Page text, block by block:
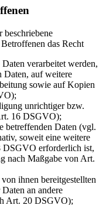
das Recht
verarbeitet werden,
Daten, auf weitere
sowie auf Kopien
unrichtiger bzw.
16 DSGVO);
betreffenden Daten (vgl.
soweit eine weitere
DSGVO erforderlich ist,
nach Maßgabe von Art.
ihnen bereitgestellten
an andere
Art. 20 DSGVO);